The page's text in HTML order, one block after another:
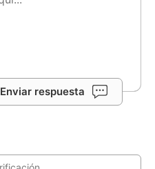
Enviar respuesta